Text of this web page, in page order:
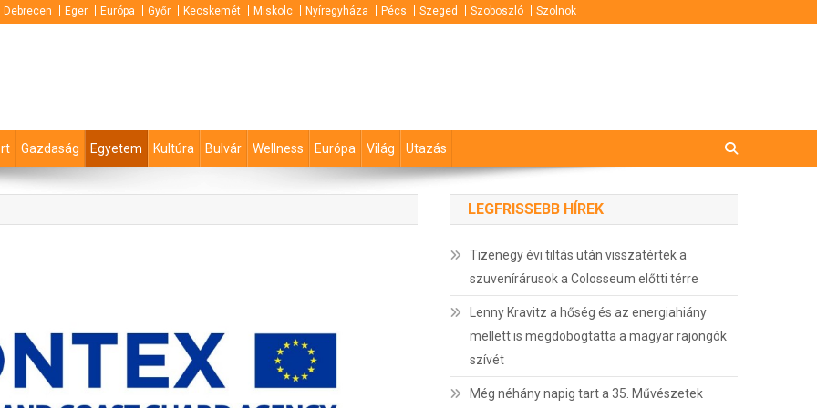
Debrecen Eger Európa Győr Kecskemét Miskolc Nyíregyháza Pécs Szeged Szoboszló Szolnok
Gazdaság Egyetem Kultúra Bulvár Wellness Európa Világ Utazás
LEGFRISSEBB HÍREK
Tizenegy évi tiltás után visszatértek a
szuvenírárusok a Colosseum előtti térre
Lenny Kravitz a hőség és az energiahiány
mellett is megdobogtatta a magyar rajongók
szívét
Még néhány napig tart a 35. Művészetek